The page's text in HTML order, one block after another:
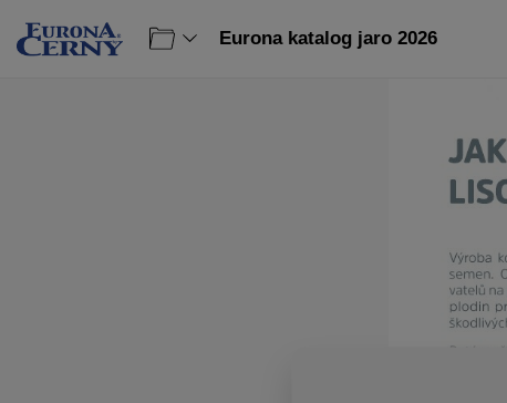
Eurona katalog jaro 2026